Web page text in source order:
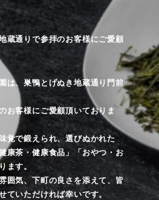
蔵通りで参拝のお客様にご愛顧
は、巣鴨とげぬき地蔵通り門前
お客様にご愛顧頂いておりま
覚で鍛えられ、選びぬかれた
康茶・健康食品」「おやつ・お
ます。
囲気、下町の良さを添えて、皆
ていただければ幸いです。